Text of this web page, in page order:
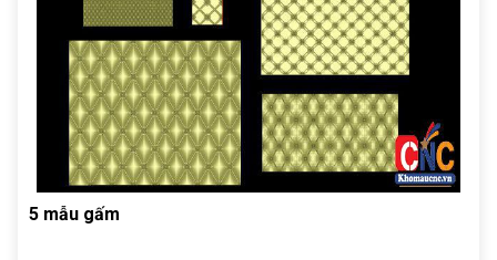
5 mẫu gấm